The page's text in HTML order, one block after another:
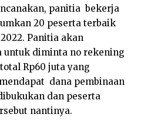
panitia bekerja
20 peserta terbaik
Panitia akan
untuk diminta no rekening
Rp60 juta yang
dana pembinaan
dan peserta
nantinya.